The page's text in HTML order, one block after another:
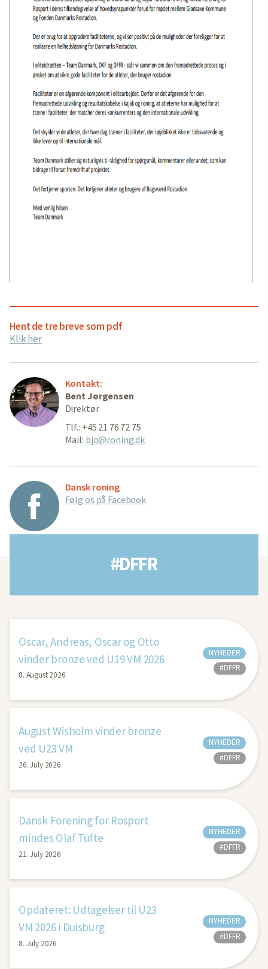
Hent de tre breve som pdf
Klik her
Kontakt:
Bent Jørgensen
Direktør
Tlf.: +45 21 76 72 75
Mail: bjo@roning.dk
Dansk roning
Følg os på Facebook
#DFFR
Oscar, Andreas, Oscar og Otto
vinder bronze ved U19 VM 2026
8. August 2026
NYHEDER
#DFFR
August Wisholm vinder bronze
ved U23 VM
26. July 2026
NYHEDER
#DFFR
Dansk Forening for Rosport
mindes Olaf Tufte
21. July 2026
NYHEDER
#DFFR
Opdateret: Udtagelser til U23
VM 2026 i Duisburg
8. July 2026
NYHEDER
#DFFR